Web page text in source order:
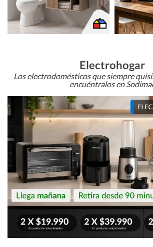
Electrohogar
Los electrodomésticos que siempre
encuéntralos en